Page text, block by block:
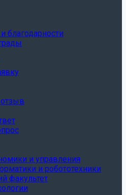
благодарности
и управления
и робототехники
факультет